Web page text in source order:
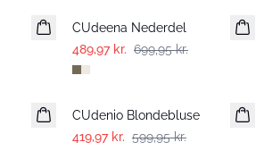
CUdeena Nederdel
489,97 kr. 699,95 kr.
-30%
CUdenio Blondebluse
419,97 kr. 599,95 kr.